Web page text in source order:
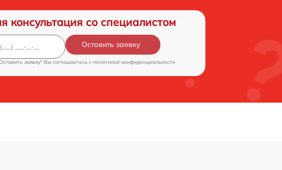
консультация со специалистом
Оставить заявку
заявку" Вы соглашаетесь c политикой конфиденциальности